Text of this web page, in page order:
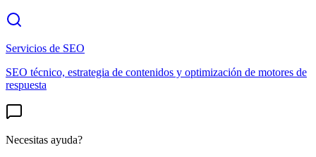
Servicios de SEO
SEO técnico, estrategia de contenidos y optimización de motores de
respuesta
Necesitas ayuda?